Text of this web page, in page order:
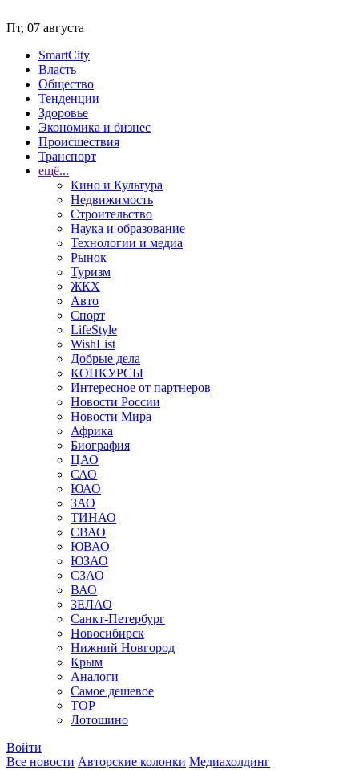
Пт, 07 августа
SmartCity
Власть
Общество
Тенденции
Здоровье
Экономика и бизнес
Происшествия
Транспорт
ещё...
Кино и Культура
Недвижимость
Строительство
Наука и образование
Технологии и медиа
Рынок
Туризм
ЖКХ
Авто
Спорт
LifeStyle
WishList
Добрые дела
КОНКУРСЫ
Интересное от партнеров
Новости России
Новости Мира
Африка
Биография
ЦАО
САО
ЮАО
ЗАО
ТИНАО
СВАО
ЮВАО
ЮЗАО
СЗАО
ВАО
ЗЕЛАО
Санкт-Петербург
Новосибирск
Нижний Новгород
Крым
Аналоги
Самое дешевое
TOP
Лотошино
Войти
Все новости Авторские колонки Медиахолдинг